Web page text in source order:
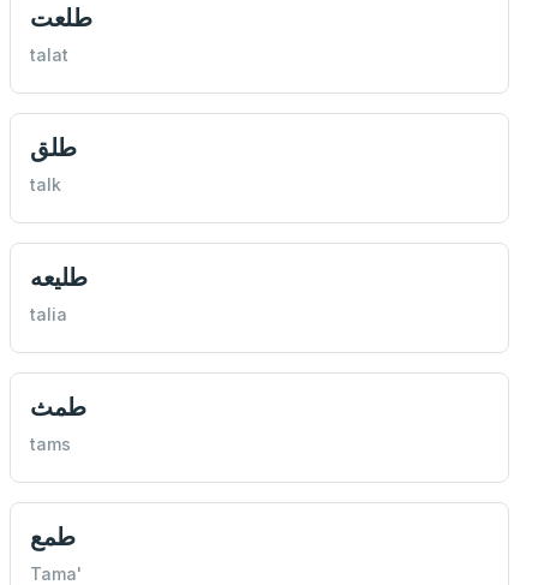
طلعت
talat
طلق
talk
طليعه
talia
طمث
tams
طمع
Tama'